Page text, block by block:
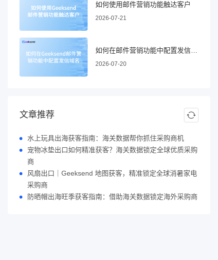
如何使用邮件营销功能触达客户
2026-07-21
2026-07-20
文章推荐
水上玩具出海获客指南：海关数据帮你抓住采购商机
宠物冰垫出口如何精准获客？海关数据锁定全球优质采购
商
风扇出口｜Geeksend 地图获客，精准锁定全球消暑家电
采购商
防晒帽出海旺季获客指南：借助海关数据锁定海外采购商